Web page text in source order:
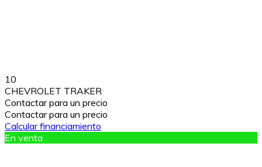
10
CHEVROLET TRAKER
Contactar para un precio
Contactar para un precio
Calcular financiamiento
En venta